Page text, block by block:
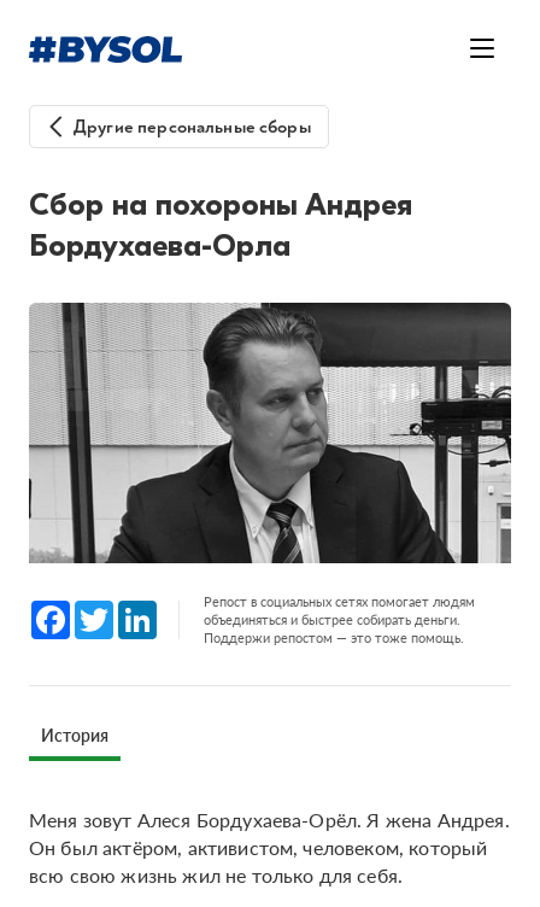
Другие персональные сборы
Сбор на похороны Андрея
Бордухаева-Орла
Facebook
Twitter LinkedInРепост в социальных сетях помогает людям
объединяться и быстрее собирать деньги.
Поддержи репостом — это тоже помощь.
История
Меня зовут Алеся Бордухаева-Орёл. Я жена Андрея.
Он был актёром, активистом, человеком, который
всю свою жизнь жил не только для себя.